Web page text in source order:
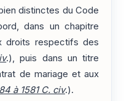
distinctes du Code
dans un chapitre
droits respectifs des
.), puis dans un titre
de mariage et aux
à 1581 C. civ.).